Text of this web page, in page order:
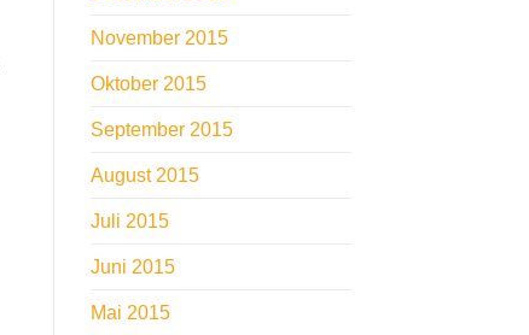
November 2015
Oktober 2015
September 2015
August 2015
Juli 2015
Juni 2015
Mai 2015